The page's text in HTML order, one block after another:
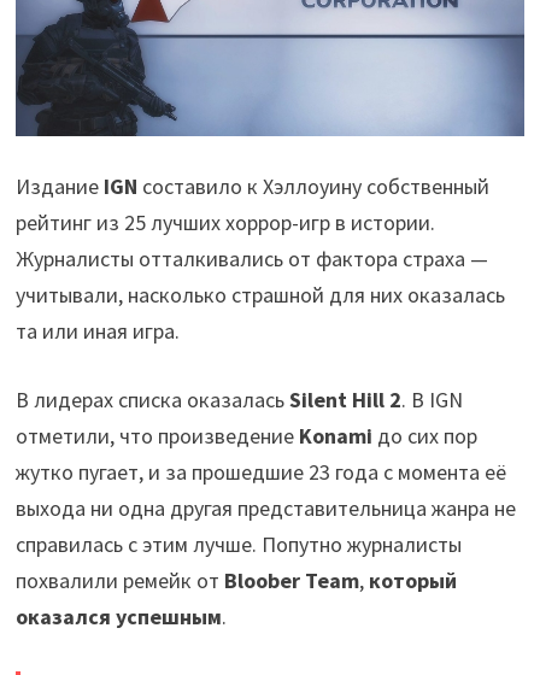
Издание IGN составило к Хэллоуину собственный
рейтинг из 25 лучших хоррор-игр в истории.
Журналисты отталкивались от фактора страха —
учитывали, насколько страшной для них оказалась
та или иная игра.
В лидерах списка оказаласьSilent Hill 2. В IGN
отметили, что произведениеKonami до сих пор
жутко пугает, и за прошедшие 23 года с момента её
выхода ни одна другая представительница жанра не
справилась с этим лучше. Попутно журналисты
похвалили ремейк от Bloober Team, который
оказался успешным.